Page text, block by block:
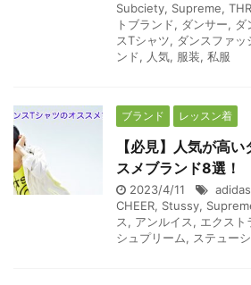
Subciety, Supreme,
トブランド, ダンサー, ダ
スTシャツ, ダンスファッ
ンド, 人気, 服装, 私服
ブランド レッスン着
【必見】人気が高
スメブランド8選！
2023/4/11 adidas
CHEER, Stussy,
ス, アンルイス, エクスト
シュプリーム, ステュー